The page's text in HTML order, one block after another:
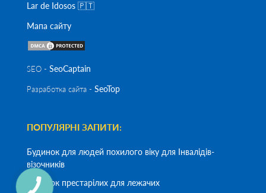
Lar de Idosos 🇵🇹
Мапа сайту
SEO - SeoСaptain
Разработка сайта - SeoTop
ПОПУЛЯРНІ ЗАПИТИ:
Будинок для людей похилого віку для Інвалідів-
візочників
Будинок престарілих для лежачих